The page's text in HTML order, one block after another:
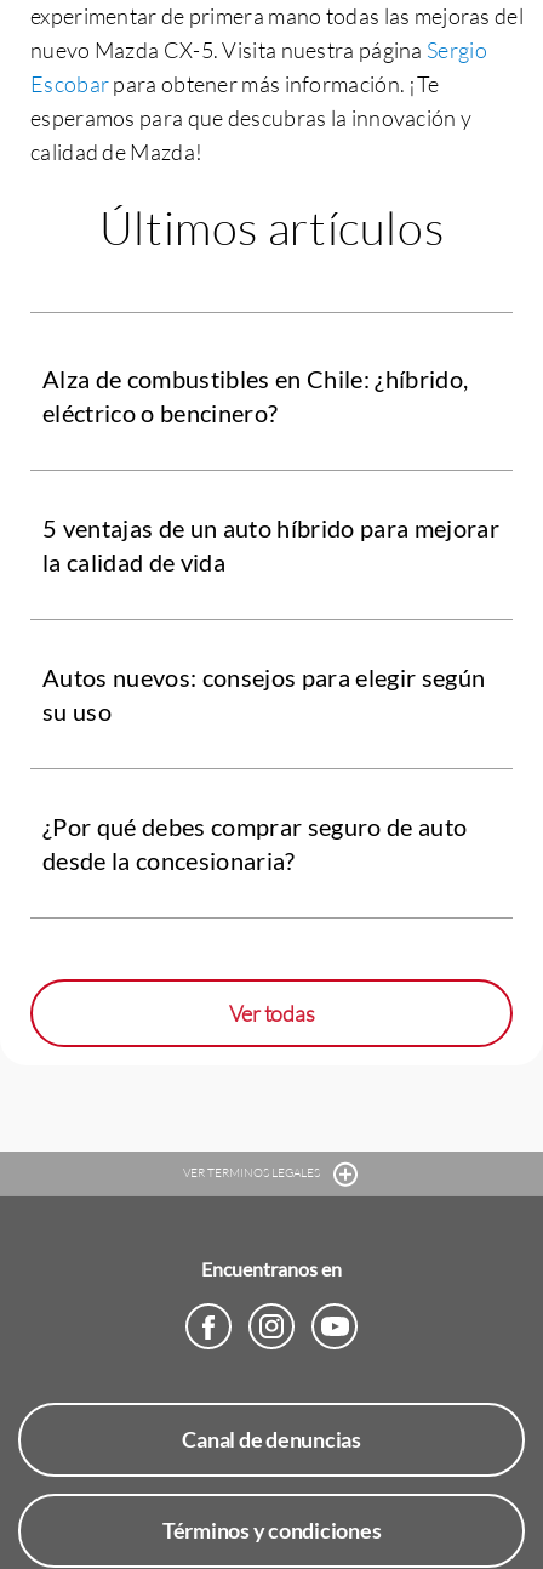
experimentar de primera mano todas las mejoras del
nuevo Mazda CX-5. Visita nuestra página Sergio
Escobarpara obtener más información. ¡Te
esperamos para que descubras la innovación y
calidad de Mazda!
Últimos artículos
Alza de combustibles en Chile: ¿híbrido,
eléctrico o bencinero?
5 ventajas de un auto híbrido para mejorar
la calidad de vida
Autos nuevos: consejos para elegir según
su uso
¿Por qué debes comprar seguro de auto
desde la concesionaria?
Ver todas
VER TERMINOS LEGALES
Encuentranos en
Canal de denuncias
Términos y condiciones